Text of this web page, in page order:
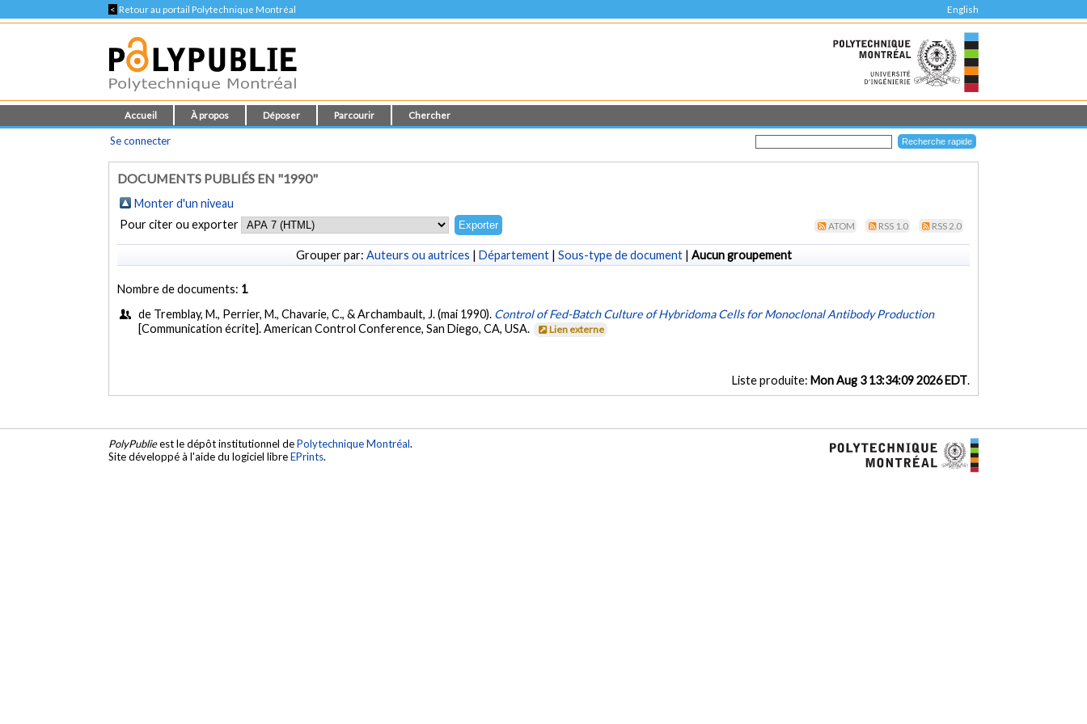
< Retour au portail Polytechnique Montréal English
Accueil À propos Déposer Parcourir Chercher
Se connecter
DOCUMENTS PUBLIÉS EN "1990"
Monter d'un niveau
Pour citer ou exporter
ATOM RSS 1.0 RSS 2.0
Grouper par: Auteurs ou autrices | Département| Sous-type de document| Aucun groupement
Nombre de documents: 1
de Tremblay, M., Perrier, M., Chavarie, C., & Archambault, J. (mai 1990). Control of Fed-Batch Culture of Hybridoma Cells for Monoclonal Antibody Production
[Communication écrite]. American Control Conference, San Diego, CA, USA.
Lien externe
Liste produite: Mon Aug 3 13:34:09 2026 EDT.
PolyPublieest le dépôt institutionnel dePolytechnique Montréal.
Site développé à l'aide du logiciel libreEPrints.